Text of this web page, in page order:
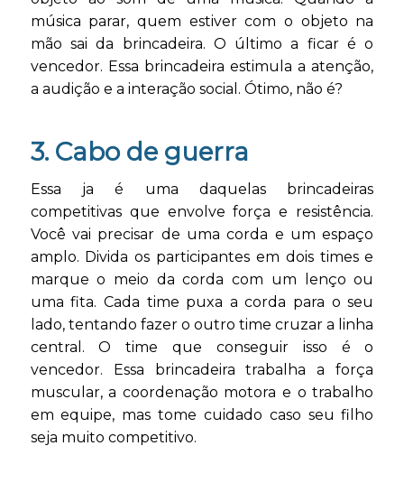
música parar, quem estiver com o objeto na
mão sai da brincadeira. O último a ficar é o
vencedor. Essa brincadeira estimula a atenção,
a audição e a interação social. Ótimo, não é?
3. Cabo de guerra
Essa ja é uma daquelas brincadeiras
competitivas que envolve força e resistência.
Você vai precisar de uma corda e um espaço
amplo. Divida os participantes em dois times e
marque o meio da corda com um lenço ou
uma fita. Cada time puxa a corda para o seu
lado, tentando fazer o outro time cruzar a linha
central. O time que conseguir isso é o
vencedor. Essa brincadeira trabalha a força
muscular, a coordenação motora e o trabalho
em equipe, mas tome cuidado caso seu filho
seja muito competitivo.